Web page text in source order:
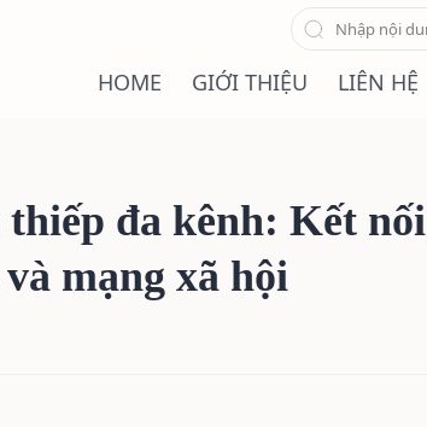
HOME GIỚI THIỆU LIÊN HỆ
đa kênh: Kết nối
mạng xã hội